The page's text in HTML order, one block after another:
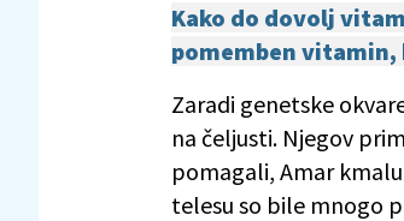
Kako do dovolj
pomemben vitamin,
Zaradi genetske
na čeljusti. Njegov
pomagali, Amar
telesu so bile mnogo